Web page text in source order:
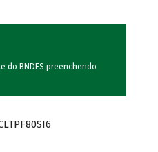
do BNDES preenchendo